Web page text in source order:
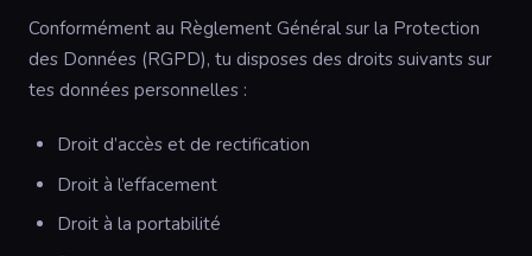
Conformément au Règlement Général sur la Protection
des Données (RGPD), tu disposes des droits suivants sur
tes données personnelles :
Droit d’accès et de rectification
Droit à l’effacement
Droit à la portabilité